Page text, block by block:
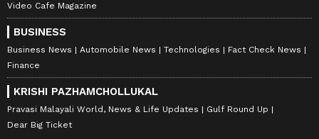
Video Cafe Magazine
BUSINESS
Business News Automobile News Technologies
Fact Check News
Finance
KRISHI PAZHAMCHOLLUKAL
Pravasi Malayali World, News & Life Updates
Gulf Round Up
Dear Big Ticket